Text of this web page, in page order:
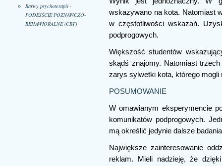
Barwy psychoterapii -
PODEJŚCIE POZNAWCZO-
BEHAWIORALNE (CBT)
wskazywano na kota. Natomiast
w częstotliwości wskazań.
podprogowych.
Większość studentów
skądś znajomy. Natomiast
zarys sylwetki kota, którego mogli
POSUMOWANIE
W omawianym eksperymencie
komunikatów podprogowych.
mą określić jedynie dalsze
Największe zainteresowanie
reklam. Mieli nadzieję, że